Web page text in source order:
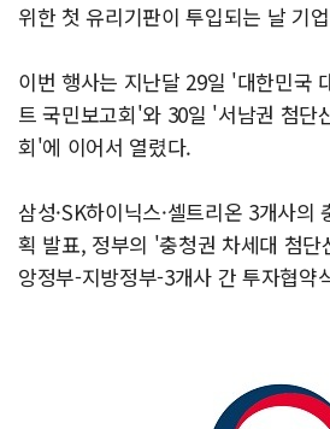
위한 첫 유리기판이 투입되는 날 기
이번 행사는 지난달 29일 '대한민국
트 국민보고회'와 30일 '서남권 첨단
회'에 이어서 열렸다.
삼성·SK하이닉스·셀트리온 3개사의
획 발표, 정부의 '충청권 차세대 첨
앙정부-지방정부-3개사 간 투자협약